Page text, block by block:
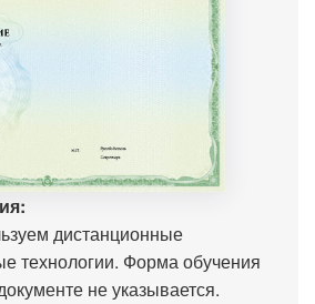
дистанционные
технологии. Форма обучения
не указывается.